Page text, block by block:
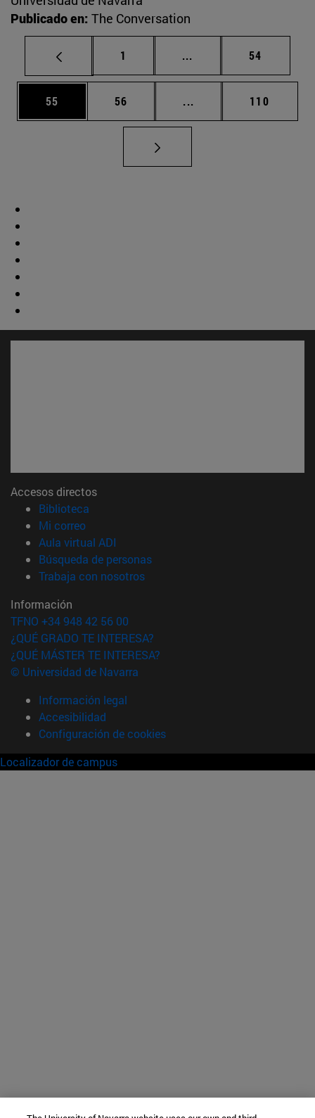
Publicado en: The Conversation
Página
1 ... Páginas intermedias
Página
54
Página
55 Página
56 ... Páginas intermedias
Página
110
Accesos directos
Biblioteca
Mi correo(abre en nueva ventana)
Aula virtual ADI
Búsqueda de personas(abre en nueva ventana)
Trabaja con nosotros(abre en nueva ventana)
Información
TFNO +34 948 42 56 00
¿QUÉ GRADO TE INTERESA?
¿QUÉ MÁSTER TE INTERESA?
© Universidad de Navarra
Información legal
Accesibilidad
Configuración de cookies
Localizador de campus